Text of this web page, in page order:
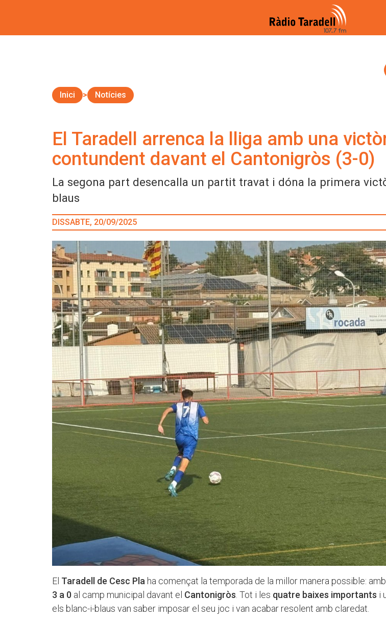
Inici Notícies
El Taradell arrenca la lliga amb una
contundent davant el Cantonigròs (3-0)
La segona part desencalla un partit travat i dóna la primera
blaus
DISSABTE, 20/09/2025
El Taradell de Cesc Pla ha començat la temporada de la millor manera possible:
3 a 0 al camp municipal davant el Cantonigròs . Tot i les quatre baixes importants i
els blanc-i-blaus van saber imposar el seu joc i van acabar resolent amb claredat.